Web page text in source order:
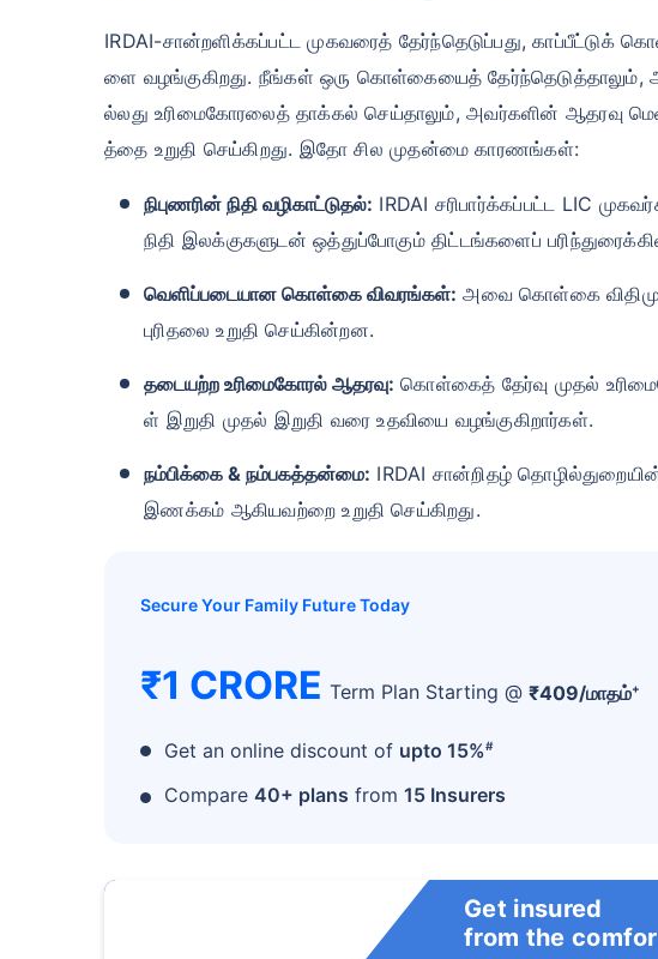
IRDAI-சான்றளிக்கப்பட்ட முகவரைத் தேர்ந்தெடுப்பது,
ளை வழங்குகிறது. நீங்கள் ஒரு கொள்கையைத் தேர்ந்தெடுத்தாலும்,
ல்லது உரிமைகோரலைத் தாக்கல் செய்தாலும், அவர்களின் ஆதரவு
த்தை உறுதி செய்கிறது. இதோ சில முதன்மை காரணங்கள்:
நிபுணரின் நிதி வழிகாட்டுதல்: IRDAI சரிபார்க்கப்பட்ட LIC
நிதி இலக்குகளுடன் ஒத்துப்போகும் திட்டங்களைப்
வெளிப்படையான கொள்கை விவரங்கள்: அவை கொள்கை
புரிதலை உறுதி செய்கின்றன.
தடையற்ற உரிமைகோரல் ஆதரவு: கொள்கைத் தேர்வு முதல்
ள் இறுதி முதல் இறுதி வரை உதவியை வழங்குகிறார்கள்.
நம்பிக்கை & நம்பகத்தன்மை: IRDAI சான்றிதழ்
இணக்கம் ஆகியவற்றை உறுதி செய்கிறது.
Secure Your Family Future Today
₹1 CRORE Term Plan Starting @ ₹409/மாதம்+
Get an online discount of upto 15%#
Compare 40+ plans from 15 Insurers
Get insured
from the
வயது டேர்ம்